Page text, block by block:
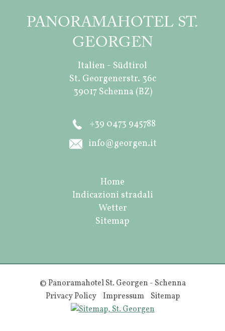
PANORAMAHOTEL ST.
GEORGEN
Italien - Südtirol
St. Georgenerstr. 36c
39017 Schenna (BZ)
+39 0473 945788
info@georgen.it
Home
Indicazioni stradali
Wetter
Sitemap
© Panoramahotel St. Georgen - Schenna
Privacy Policy
Impressum Sitemap